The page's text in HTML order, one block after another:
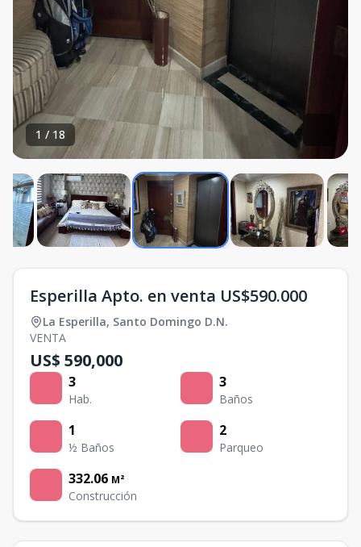
1 / 18
Esperilla Apto. en venta US$590.000
La Esperilla, Santo Domingo D.N.
VENTA
US$ 590,000
3
Hab.
3
Baños
1
½ Baños
2
Parqueo
332.06 M²
Construcción